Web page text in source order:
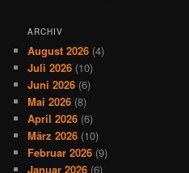
ARCHIV
August 2026 (4)
Juli 2026 (10)
Juni 2026 (6)
Mai 2026 (8)
April 2026 (6)
März 2026 (10)
Februar 2026 (9)
Januar 2026 (6)